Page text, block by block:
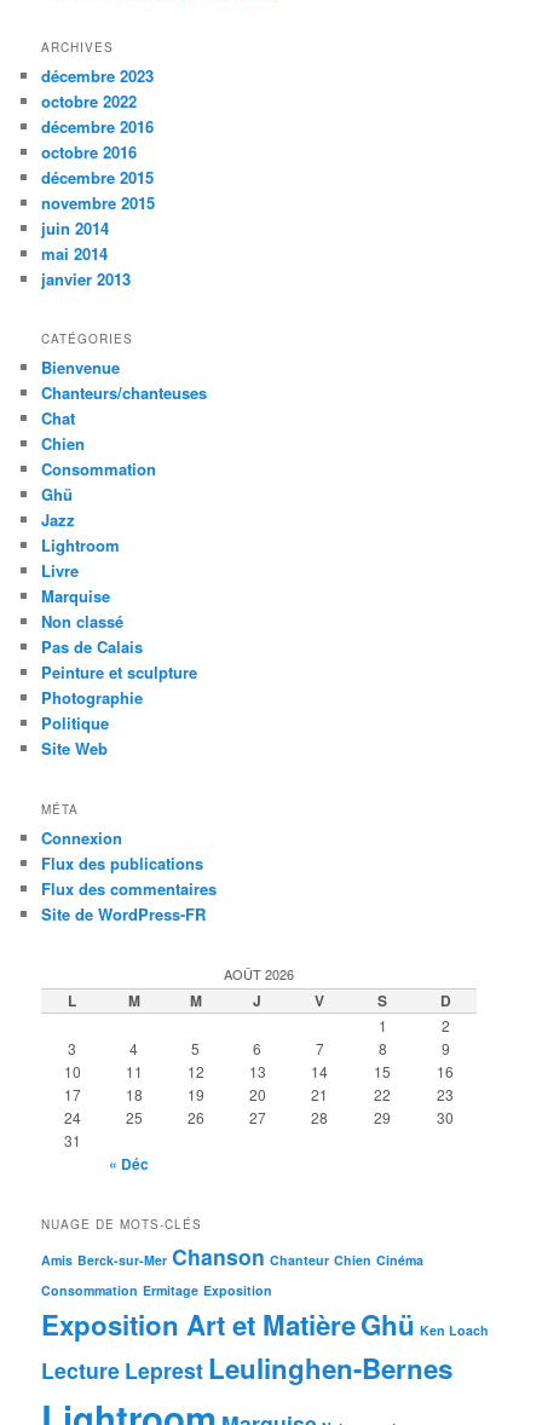
ARCHIVES
décembre 2023
octobre 2022
décembre 2016
octobre 2016
décembre 2015
novembre 2015
juin 2014
mai 2014
janvier 2013
CATÉGORIES
Bienvenue
Chanteurs/chanteuses
Chat
Chien
Consommation
Ghü
Jazz
Lightroom
Livre
Marquise
Non classé
Pas de Calais
Peinture et sculpture
Photographie
Politique
Site Web
MÉTA
Connexion
Flux des publications
Flux des commentaires
Site de WordPress-FR
AOÛT 2026
L M M J V S D
1
2
3
4 5 6 7 8
9
10
11 12 13 14 15
16
17
18 19 20 21 22
23
24
25 26 27 28 29
30
31
« Déc
NUAGE DE MOTS-CLÉS
Amis Berck-sur-Mer Chanson Chanteur Chien Cinéma
Consommation Ermitage Exposition
Exposition Art et MatièreGhü Ken Loach
Lecture Leprest Leulinghen-Bernes